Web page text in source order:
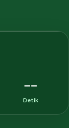
--
Detik